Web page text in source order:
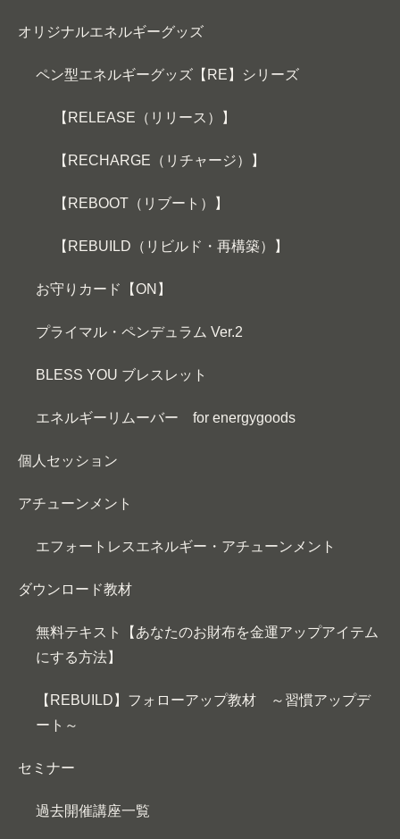
オリジナルエネルギーグッズ
ペン型エネルギーグッズ【RE】シリーズ
【RELEASE（リリース）】
【RECHARGE（リチャージ）】
【REBOOT（リブート）】
【REBUILD（リビルド・再構築）】
お守りカード【ON】
プライマル・ペンデュラム Ver.2
BLESS YOU ブレスレット
エネルギーリムーバー for energygoods
個人セッション
アチューンメント
エフォートレスエネルギー・アチューンメント
ダウンロード教材
無料テキスト【あなたのお財布を金運アップアイテム
にする方法】
【REBUILD】フォローアップ教材 ～習慣アップデ
ート～
セミナー
過去開催講座一覧